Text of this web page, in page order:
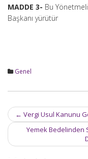
MADDE 3- Bu
Başkanı yürütür
Genel
Post
navigation
← Vergi Usul Kanunu
Yemek Bedelinden